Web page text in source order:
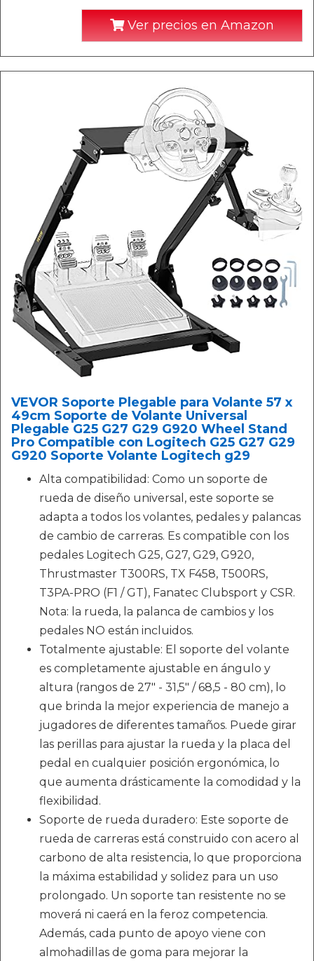
Ver precios en Amazon
VEVOR Soporte Plegable para Volante 57 x
49cm Soporte de Volante Universal
Plegable G25 G27 G29 G920 Wheel Stand
Pro Compatible con Logitech G25 G27 G29
G920 Soporte Volante Logitech g29
Alta compatibilidad: Como un soporte de
rueda de diseño universal, este soporte se
adapta a todos los volantes, pedales y palancas
de cambio de carreras. Es compatible con los
pedales Logitech G25, G27, G29, G920,
Thrustmaster T300RS, TX F458, T500RS,
T3PA-PRO (F1 / GT), Fanatec Clubsport y CSR.
Nota: la rueda, la palanca de cambios y los
pedales NO están incluidos.
Totalmente ajustable: El soporte del volante
es completamente ajustable en ángulo y
altura (rangos de 27" - 31,5" / 68,5 - 80 cm), lo
que brinda la mejor experiencia de manejo a
jugadores de diferentes tamaños. Puede girar
las perillas para ajustar la rueda y la placa del
pedal en cualquier posición ergonómica, lo
que aumenta drásticamente la comodidad y la
flexibilidad.
Soporte de rueda duradero: Este soporte de
rueda de carreras está construido con acero al
carbono de alta resistencia, lo que proporciona
la máxima estabilidad y solidez para un uso
prolongado. Un soporte tan resistente no se
moverá ni caerá en la feroz competencia.
Además, cada punto de apoyo viene con
almohadillas de goma para mejorar la